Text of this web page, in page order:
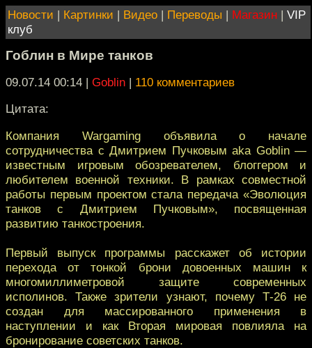
Новости | Картинки | Видео | Переводы | Магазин | VIP
клуб
Гоблин в Мире танков
09.07.14 00:14 | Goblin | 110 комментариев
Цитата:
Компания Wargaming объявила о начале
сотрудничества с Дмитрием Пучковым aka Goblin —
известным игровым обозревателем, блоггером и
любителем военной техники. В рамках совместной
работы первым проектом стала передача «Эволюция
танков с Дмитрием Пучковым», посвященная
развитию танкостроения.
Первый выпуск программы расскажет об истории
перехода от тонкой брони довоенных машин к
многомиллиметровой защите современных
исполинов. Также зрители узнают, почему Т-26 не
создан для массированного применения в
наступлении и как Вторая мировая повлияла на
бронирование советских танков.